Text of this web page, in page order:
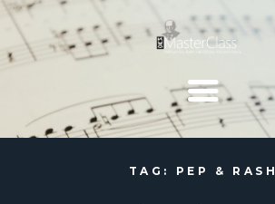
TAG: PEP & RASH